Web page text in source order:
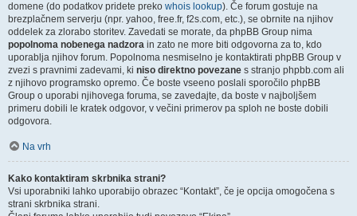
domene (do podatkov pridete preko whois lookup). Če forum gostuje na
brezplačnem serverju (npr. yahoo, free.fr, f2s.com, etc.), se obrnite na njihov
oddelek za zlorabo storitev. Zavedati se morate, da phpBB Group nima
popolnoma nobenega nadzora in zato ne more biti odgovorna za to, kdo
uporablja njihov forum. Popolnoma nesmiselno je kontaktirati phpBB Group v
zvezi s pravnimi zadevami, ki niso direktno povezane s stranjo phpbb.com ali
z njihovo programsko opremo. Če boste vseeno poslali sporočilo phpBB
Group o uporabi njihovega foruma, se zavedajte, da boste v najboljšem
primeru dobili le kratek odgovor, v večini primerov pa sploh ne boste dobili
odgovora.
Na vrh
Kako kontaktiram skrbnika strani?
Vsi uporabniki lahko uporabijo obrazec “Kontakt”, če je opcija omogočena s
strani skrbnika strani.